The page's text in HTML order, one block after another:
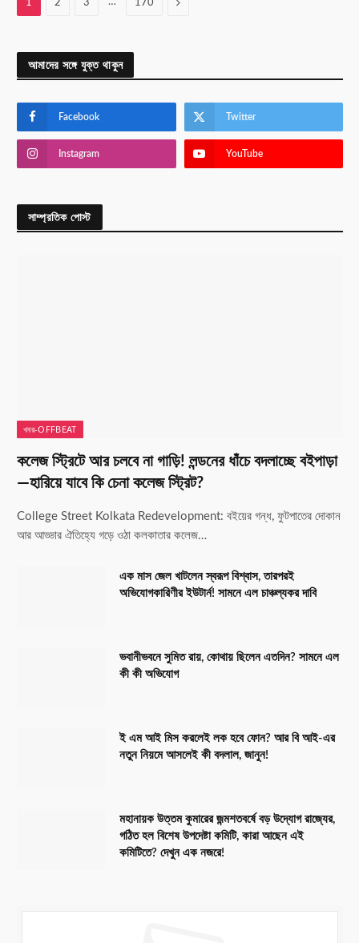
1 2 3 170 Next
আমাদের সঙ্গে যুক্ত থাকুন
Facebook Twitter
Instagram YouTube
সাম্প্রতিক পোস্ট
খবর-OFFBEAT
কলেজ স্ট্রিটে আর চলবে না গাড়ি! লন্ডনের ধাঁচে বদলাচ্ছে বইপাড়া
—হারিয়ে যাবে কি চেনা কলেজ স্ট্রিট?
College Street Kolkata Redevelopment: বইয়ের গন্ধ, ফুটপাতের দোকান
আর আড্ডার ঐতিহ্যে গড়ে ওঠা কলকাতার কলেজ…
এক মাস জেল খাটলেন স্বরূপ বিশ্বাস, তারপরই
অভিযোগকারিণীর ইউটার্ন! সামনে এল চাঞ্চল্যকর দাবি
ভবানীভবনে সুমিত রায়, কোথায় ছিলেন এতদিন? সামনে এল
কী কী অভিযোগ
ই এম আই মিস করলেই লক হবে ফোন? আর বি আই-এর
নতুন নিয়মে আসলেই কী বদলাল, জানুন!
মহানায়ক উত্তম কুমারের জন্মশতবর্ষে বড় উদ্যোগ রাজ্যের,
গঠিত হল বিশেষ উপদেষ্টা কমিটি, কারা আছেন এই
কমিটিতে? দেখুন এক নজরে!